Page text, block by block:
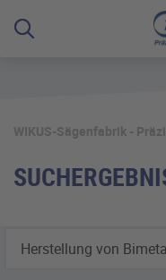
WIKUS-Sägenfabrik -